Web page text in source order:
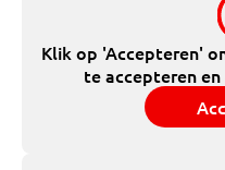
Klik op 'Accepteren'
te accepteren